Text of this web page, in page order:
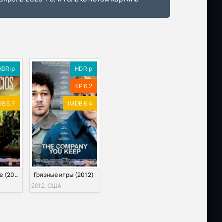
Размер: 17.69 GB
|
Размер: 2.14 GB
Размер: 6.13 GB
Размер: 1.47 GB
Размер: 1.88 GB
5.7
Грязные святые (2009)
HDRip
KP 6.2
IMDB 6.4
Грязные игры (2012)
2012, США